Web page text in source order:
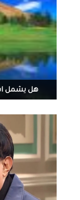
الشجي وهي
الحب والعاطفة
الموسيقى
جرجيس وروحي
نزهت ووحيدة
الفنية في
حضورها في ساحة
بصوتها الشجي...
حشد من عشاق
اديبة مجموعة من
عن الساحة
وصفته بالوفي
جواد محسن... عبر
والجمهور الذي
واضاف انها
هل يشمل